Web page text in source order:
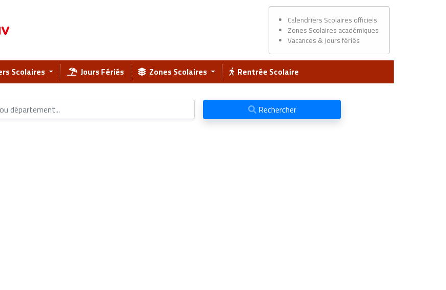
Calendriers Scolaires officiels
Zones Scolaires académiques
Vacances & Jours fériés
Scolaires Jours Fériés Zones Scolaires Rentrée Scolaire
Rechercher